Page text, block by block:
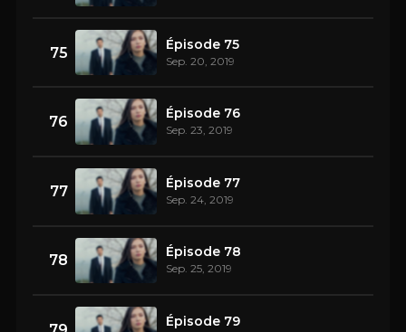
75 Épisode 75
Sep. 20, 2019
76 Épisode 76
Sep. 23, 2019
77 Épisode 77
Sep. 24, 2019
78 Épisode 78
Sep. 25, 2019
Épisode 79